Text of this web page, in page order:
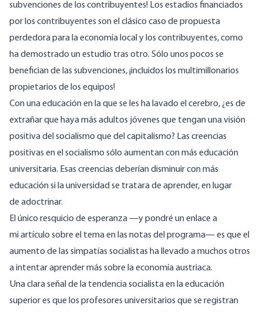
subvenciones de los contribuyentes! Los estadios financiados
por los contribuyentes son el clásico caso de propuesta
perdedora para la economía local y los contribuyentes, como
ha demostrado un estudio tras otro. Sólo unos pocos se
benefician de las subvenciones, ¡incluidos los multimillonarios
propietarios de los equipos!
Con una educación en la que se les ha lavado el cerebro, ¿es de
extrañar que haya más adultos jóvenes que tengan una visión
positiva del socialismo que del capitalismo? Las creencias
positivas en el socialismo sólo aumentan con más educación
universitaria. Esas creencias deberían disminuir con más
educación si la universidad se tratara de aprender, en lugar
de adoctrinar.
El único resquicio de esperanza —y pondré un enlace a
miartículo sobre el tema en las notas del programa— es que el
aumento de las simpatías socialistas ha llevado a muchos otros
a intentar aprender más sobre la economía austriaca.
Una clara señal de la tendencia socialista en la educación
superior es que los profesores universitarios que se registran